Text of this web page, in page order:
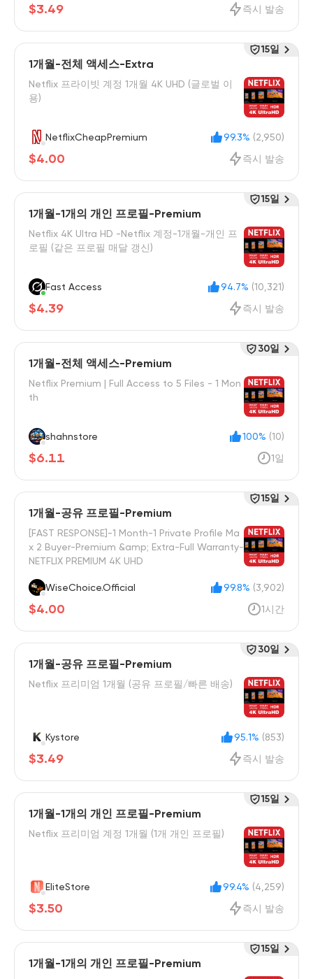
$3.49 즉시 발송
1개월-전체 액세스-Extra
Netflix 프라이빗 계정 1개월 4K UHD (글로벌 이
용)
NetflixCheapPremium 99.3% (2,950)
$4.00 즉시 발송
15일
1개월-1개의 개인 프로필-Premium
Netflix 4K Ultra HD -Netflix 계정-1개월-개인 프
로필 (같은 프로필 매달 갱신)
Fast Access 94.7% (10,321)
$4.39 즉시 발송
15일
1개월-전체 액세스-Premium
Netflix Premium | Full Access to 5 Files - 1 Mon
th
shahnstore 100% (10)
$6.11 1일
30일
1개월-공유 프로필-Premium
[FAST RESPONSE]-1 Month-1 Private Profile Ma
x 2 Buyer-Premium &amp; Extra-Full Warranty-
NETFLIX PREMIUM 4K UHD
WiseChoice.Official 99.8% (3,902)
$4.00 1시간
15일
1개월-공유 프로필-Premium
Netflix 프리미엄 1개월 (공유 프로필/빠른 배송)
Kystore 95.1% (853)
$3.49 즉시 발송
30일
1개월-1개의 개인 프로필-Premium
Netflix 프리미엄 계정 1개월 (1개 개인 프로필)
EliteStore 99.4% (4,259)
$3.50 즉시 발송
15일
1개월-1개의 개인 프로필-Premium
15일